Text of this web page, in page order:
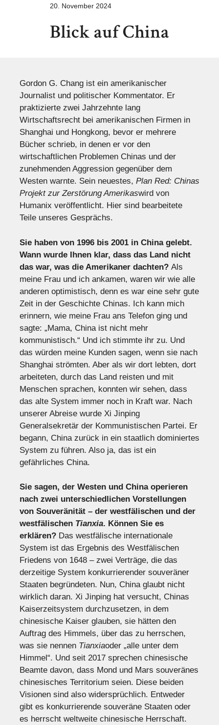
20. November 2024
Blick auf China
Gordon G. Chang ist ein amerikanischer
Journalist und politischer Kommentator. Er
praktizierte zwei Jahrzehnte lang
Wirtschaftsrecht bei amerikanischen Firmen in
Shanghai und Hongkong, bevor er mehrere
Bücher schrieb, in denen er vor den
wirtschaftlichen Problemen Chinas und der
zunehmenden Aggression gegenüber dem
Westen warnte. Sein neuestes, Plan Red: Chinas
Projekt zur Zerstörung Amerikaswird von
Humanix veröffentlicht. Hier sind bearbeitete
Teile unseres Gesprächs.
Sie haben von 1996 bis 2001 in China gelebt.
Wann wurde Ihnen klar, dass das Land nicht
das war, was die Amerikaner dachten? Als
meine Frau und ich ankamen, waren wir wie alle
anderen optimistisch, denn es war eine sehr gute
Zeit in der Geschichte Chinas. Ich kann mich
erinnern, wie meine Frau ans Telefon ging und
sagte: „Mama, China ist nicht mehr
kommunistisch.“ Und ich stimmte ihr zu. Und
das würden meine Kunden sagen, wenn sie nach
Shanghai strömten. Aber als wir dort lebten, dort
arbeiteten, durch das Land reisten und mit
Menschen sprachen, konnten wir sehen, dass
das alte System immer noch in Kraft war. Nach
unserer Abreise wurde Xi Jinping
Generalsekretär der Kommunistischen Partei. Er
begann, China zurück in ein staatlich dominiertes
System zu führen. Also ja, das ist ein
gefährliches China.
Sie sagen, der Westen und China operieren
nach zwei unterschiedlichen Vorstellungen
von Souveränität – der westfälischen und der
westfälischen Tianxia. Können Sie es
erklären? Das westfälische internationale
System ist das Ergebnis des Westfälischen
Friedens von 1648 – zwei Verträge, die das
derzeitige System konkurrierender souveräner
Staaten begründeten. Nun, China glaubt nicht
wirklich daran. Xi Jinping hat versucht, Chinas
Kaiserzeitsystem durchzusetzen, in dem
chinesische Kaiser glauben, sie hätten den
Auftrag des Himmels, über das zu herrschen,
was sie nennen Tianxiaoder „alle unter dem
Himmel“. Und seit 2017 sprechen chinesische
Beamte davon, dass Mond und Mars souveränes
chinesisches Territorium seien. Diese beiden
Visionen sind also widersprüchlich. Entweder
gibt es konkurrierende souveräne Staaten oder
es herrscht weltweite chinesische Herrschaft.